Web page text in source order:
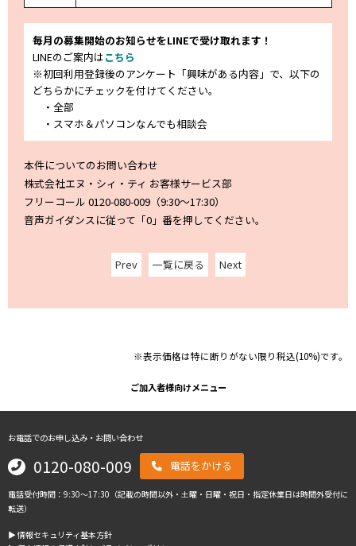
毎月の募集開始のお知らせをLINEで受け取れます！
LINEのご案内はこちら
※初回利用登録後のアンケート「興味がある内容」で、以下の
どちらかにチェックを付けてください。
・全部
・スマホ＆パソコンなんでも相談会
本件についてのお問い合わせ
株式会社エヌ・シィ・ティ お客様サービス部
フリーコール 0120-080-009（9:30～17:30）
音声ガイダンスに従って「0」番を押してください。
Prev 一覧に戻る Next
※表示価格は特に断りがない限り税込(10%)です。
ご加入者様向けメニュー
お電話でのお申し込み・お問い合わせ
0120-080-009 電話をかける
電話受付時間：9:30～17:30（記載の時間以外・土曜・日曜・祝日・指定休業日は時間外受付に
転送）
▶︎ 情報セキュリティ基本方針